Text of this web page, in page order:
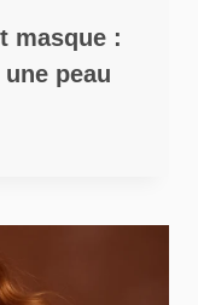
masque :
peau